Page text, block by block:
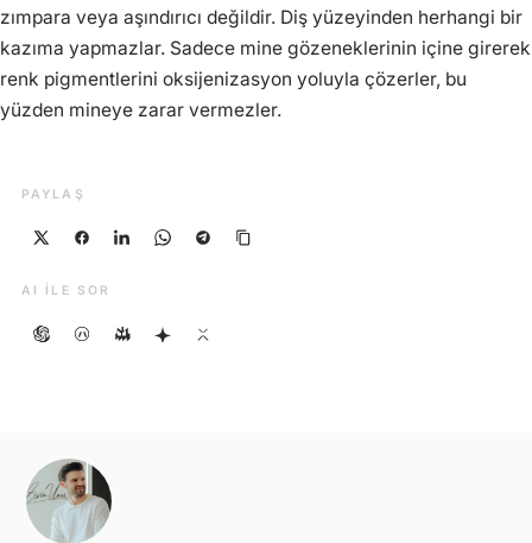
zımpara veya aşındırıcı değildir. Diş yüzeyinden herhangi bir
kazıma yapmazlar. Sadece mine gözeneklerinin içine girerek
renk pigmentlerini oksijenizasyon yoluyla çözerler, bu
yüzden mineye zarar vermezler.
PAYLAŞ
AI ILE SOR